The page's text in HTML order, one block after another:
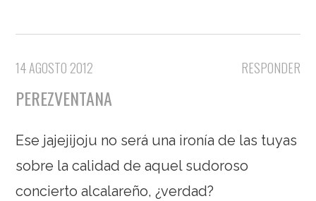
RESPONDER
14 AGOSTO 2012
PEREZVENTANA
Ese jajejijoju no será una ironía de las tuyas
sobre la calidad de aquel sudoroso
concierto alcalareño, ¿verdad?